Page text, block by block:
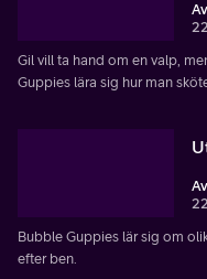
Gil vill ta hand om en valp,
Guppies lära sig hur man
Bubble Guppies lär sig om
efter ben.